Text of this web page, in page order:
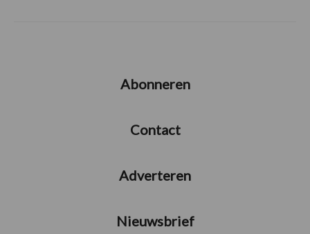
Abonneren
Contact
Adverteren
Nieuwsbrief